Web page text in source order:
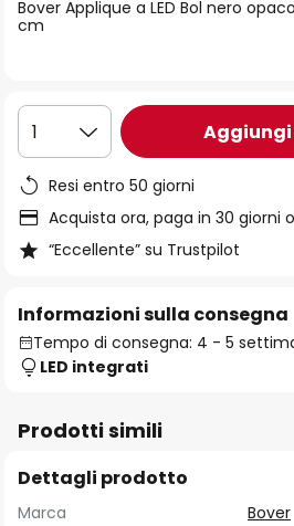
immagini
Bover Applique a LED Bol nero
cm
1
Resi entro 50 giorni
Acquista ora, paga in 30 giorni
“Eccellente” su Trustpilot
Informazioni sulla consegna
Tempo di consegna: 4 - 5
LED integrati
Prodotti simili
Dettagli prodotto
Marca
Bover